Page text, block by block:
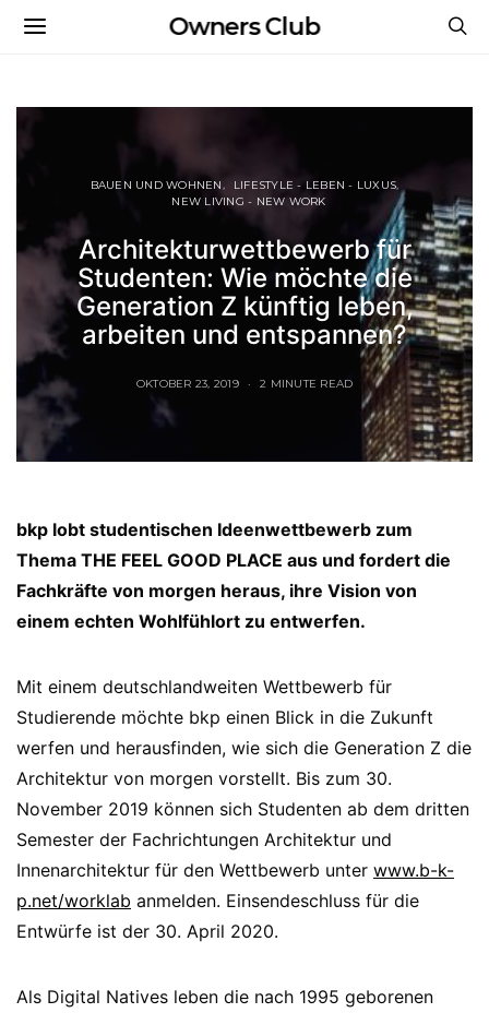
Owners Club
BAUEN UND WOHNEN
LIFESTYLE - LEBEN - LUXUS
NEW LIVING - NEW WORK
Architekturwettbewerb für
Studenten: Wie möchte die
Generation Z künftig leben,
arbeiten und entspannen?
OKTOBER 23, 2019 2 MINUTE READ
bkp lobt studentischen Ideenwettbewerb zum
Thema THE FEEL GOOD PLACE aus und fordert die
Fachkräfte von morgen heraus, ihre Vision von
einem echten Wohlfühlort zu entwerfen.
Mit einem deutschlandweiten Wettbewerb für
Studierende möchte bkp einen Blick in die Zukunft
werfen und herausfinden, wie sich die Generation Z die
Architektur von morgen vorstellt. Bis zum 30.
November 2019 können sich Studenten ab dem dritten
Semester der Fachrichtungen Architektur und
Innenarchitektur für den Wettbewerb unter www.b-k-
p.net/worklab anmelden. Einsendeschluss für die
Entwürfe ist der 30. April 2020.
Als Digital Natives leben die nach 1995 geborenen